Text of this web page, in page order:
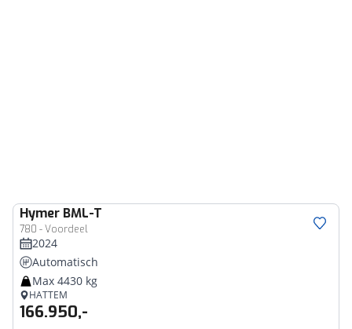
Hymer BML-T
780 - Voordeel
2024
Automatisch
Max 4430 kg
HATTEM
166.950,-